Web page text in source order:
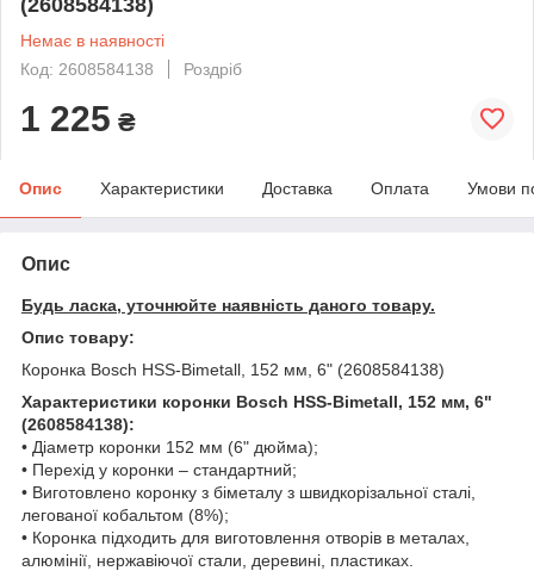
Немає в наявності
Код: 2608584138
Роздріб
1 225 ₴
Опис Характеристики Доставка Оплата Умови
Опис
Будь ласка, уточнюйте наявність даного товару.
Опис товару:
Коронка Bosch HSS-Bimetall, 152 мм, 6ʺ (2608584138)
Характеристики коронки Bosch HSS-Bimetall, 152 мм, 6ʺ
(2608584138):
• Діаметр коронки 152 мм (6ʺ дюйма);
• Перехід у коронки – стандартний;
• Виготовлено коронку з біметалу з швидкорізальної сталі,
легованої кобальтом (8%);
• Коронка підходить для виготовлення отворів в металах,
алюмінії, нержавіючої стали, деревині, пластиках.